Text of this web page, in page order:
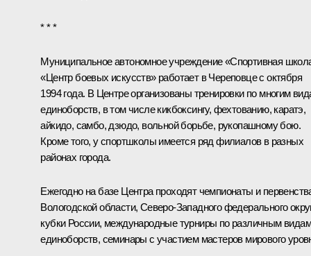
* * *
Муниципальное автономное учреждение «Спортивная
«Центр боевых искусств» работает в Череповце с октября
1994 года. В Центре организованы тренировки по многим
единоборств, в том числе кикбоксингу, фехтованию, каратэ,
айкидо, самбо, дзюдо, вольной борьбе, рукопашному бою.
Кроме того, у спортшколы имеется ряд филиалов в разных
районах города.
Ежегодно на базе Центра проходят чемпионаты и
Вологодской области, Северо-Западного федерального
кубки России, международные турниры по различным видам
единоборств, семинары с участием мастеров мирового